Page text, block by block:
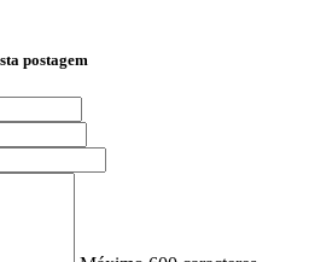
postagem